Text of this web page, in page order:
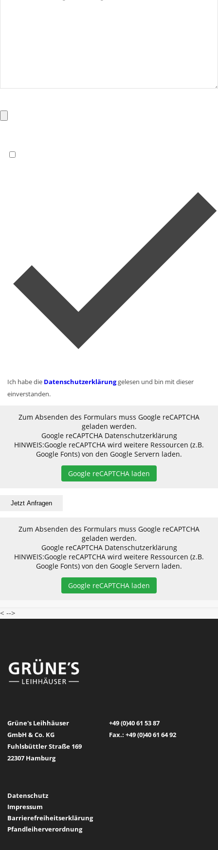
Ich habe die Datenschutzerklärunggelesen und bin mit dieser
einverstanden.
Zum Absenden des Formulars muss Google reCAPTCHA
geladen werden.
Google reCAPTCHA Datenschutzerklärung
HINWEIS:Google reCAPTCHA wird weitere Ressourcen (z.B.
Google Fonts) von den Google Servern laden.
Google reCAPTCHA laden
Zum Absenden des Formulars muss Google reCAPTCHA
geladen werden.
Google reCAPTCHA Datenschutzerklärung
HINWEIS:Google reCAPTCHA wird weitere Ressourcen (z.B.
Google Fonts) von den Google Servern laden.
Google reCAPTCHA laden
< -->
Grüne's Leihhäuser
GmbH & Co. KG
Fuhlsbüttler Straße 169
22307 Hamburg
+49 (0)40 61 53 87
Fax.: +49 (0)40 61 64 92
Datenschutz
Impressum
Barrierefreiheitserklärung
Pfandleiherverordnung